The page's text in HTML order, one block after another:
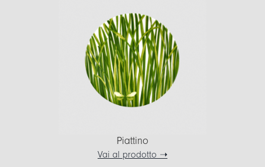
Piattino
Vai al prodotto ➝